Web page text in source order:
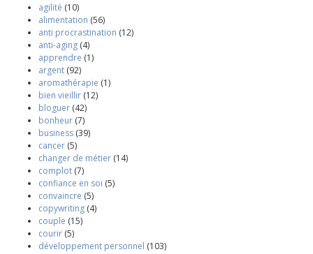
agilité (10)
alimentation (56)
anti procrastination (12)
anti-aging (4)
apprendre (1)
argent (92)
aromathérapie (1)
bien vieillir (12)
bloguer (42)
bonheur (7)
business (39)
cancer (5)
changer de métier (14)
complot (7)
confiance en soi (5)
convaincre (5)
copywriting (4)
couple (15)
courir (5)
développement personnel (103)